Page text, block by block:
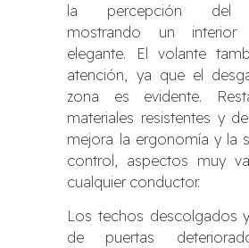
la percepción del
mostrando un
elegante. El volante
atención, ya que el
zona es evidente.
materiales resistentes y
mejora la ergonomía y la
control, aspectos muy
cualquier conductor.
Los techos descolgados
de puertas